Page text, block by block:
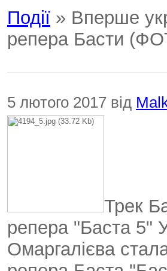
Події » Вперше
репера Басти
5 лютого 2017 від
Трек
репера "Баста 5"
Омаргалієва